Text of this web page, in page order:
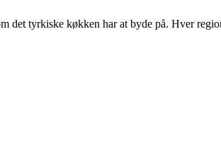
det tyrkiske køkken har at byde på. Hver